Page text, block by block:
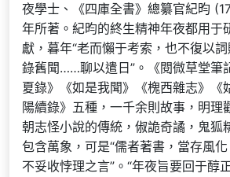
夜學士、《四庫全書》總纂官紀昀
年所著。紀昀的終生精神年夜都用于
獻，暮年“老而懶于考索，也不復以
錄舊聞……聊以遣日”。《閱微草堂筆
夏錄》《如是我聞》《槐西雜志》《
陽續錄》五種，一千余則故事，明理
朝志怪小說的傳統，俶詭奇譎，鬼狐
包含萬象，可是“儒者著書，當存風
不妥收悖理之言”。“年夜旨要回于醇